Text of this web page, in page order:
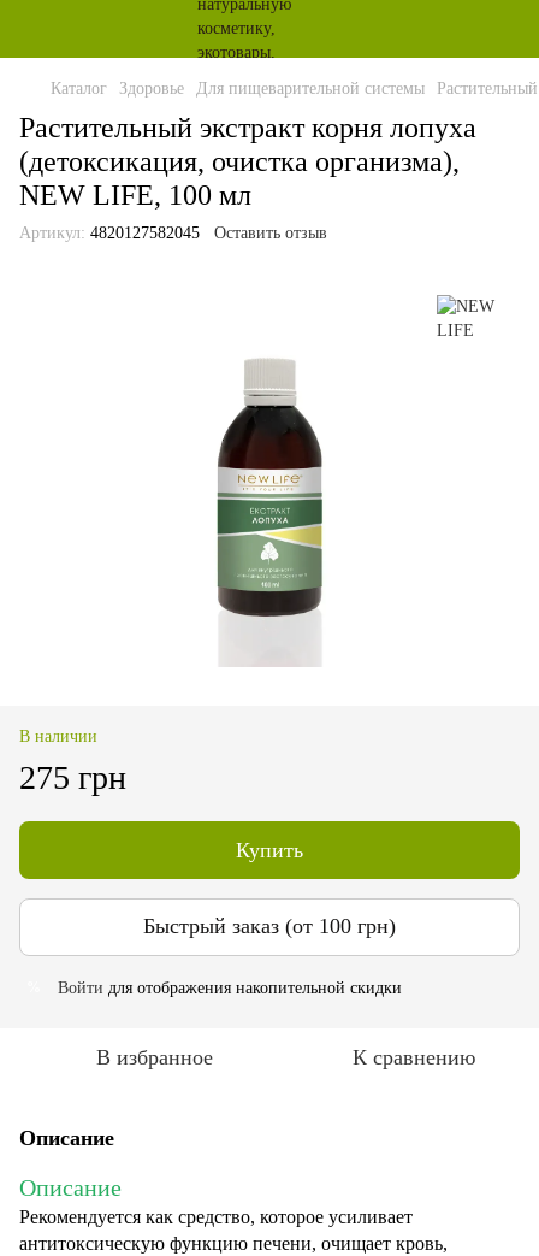
Каталог Здоровье Для пищеварительной системы
Растительный экстракт корня лопуха
(детоксикация, очистка организма),
NEW LIFE, 100 мл
Артикул: 4820127582045 Оставить отзыв
В наличии
275 грн
Купить
Быстрый заказ (от 100 грн)
Войти для отображения накопительной скидки
В избранное К сравнению
Описание
Описание
Рекомендуется как средство, которое усиливает
антитоксическую функцию печени, очищает кровь,